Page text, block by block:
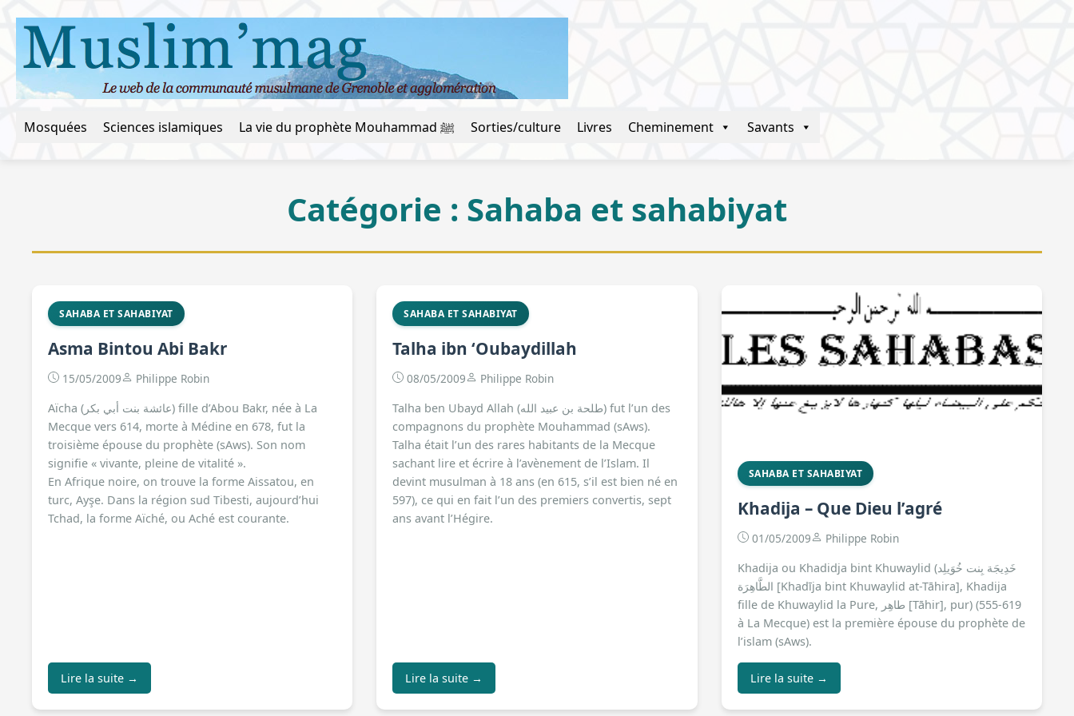
Mosquées Sciences islamiques La vie du prophète Mouhammad ﷺ Sorties/culture Livres Cheminement Savants
Catégorie : Sahaba et sahabiyat
SAHABA ET SAHABIYAT
Asma Bintou Abi Bakr
15/05/2009
Philippe Robin
Aïcha (عائشة بنت أبي بكر) fille d’Abou Bakr, née à La
Mecque vers 614, morte à Médine en 678, fut la
troisième épouse du prophète (sAws). Son nom
signifie « vivante, pleine de vitalité ».
En Afrique noire, on trouve la forme Aissatou, en
turc, Ayşe. Dans la région sud Tibesti, aujourd’hui
Tchad, la forme Aïché, ou Aché est courante.
Lire la suite →
SAHABA ET SAHABIYAT
Talha ibn ‘Oubaydillah
08/05/2009
Philippe Robin
Talha ben Ubayd Allah (طلحة بن عبيد الله) fut l’un des
compagnons du prophète Mouhammad (sAws).
Talha était l’un des rares habitants de la Mecque
sachant lire et écrire à l’avènement de l’Islam. Il
devint musulman à 18 ans (en 615, s’il est bien né en
597), ce qui en fait l’un des premiers convertis, sept
ans avant l’Hégire.
Lire la suite →
SAHABA ET SAHABIYAT
Khadija – Que Dieu l’agré
01/05/2009
Philippe Robin
Khadija ou Khadidja bint Khuwaylid (خَدِيجَة بِنت خُوَيلِد
الطَّاهِرَة [Khadīja bint Khuwaylid at-Tāhira], Khadija
fille de Khuwaylid la Pure, طاهِر [Tāhir], pur) (555-619
à La Mecque) est la première épouse du prophète de
l’islam (sAws).
Lire la suite →